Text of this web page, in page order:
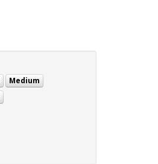
Medium